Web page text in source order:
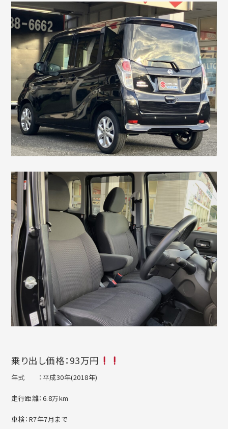
乗り出し価格：93万円
年式 ：平成30年(2018年)
走行距離：6.8万km
車検：R7年7月まで